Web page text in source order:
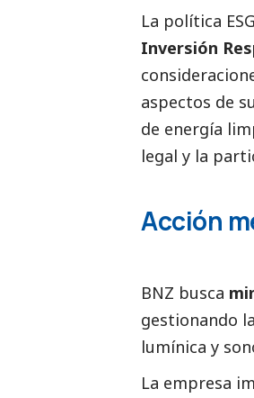
La política
Inversión
aspectos de
de energía
legal y la
Acción
BNZ busca
gestionando
lumínica y
La empresa